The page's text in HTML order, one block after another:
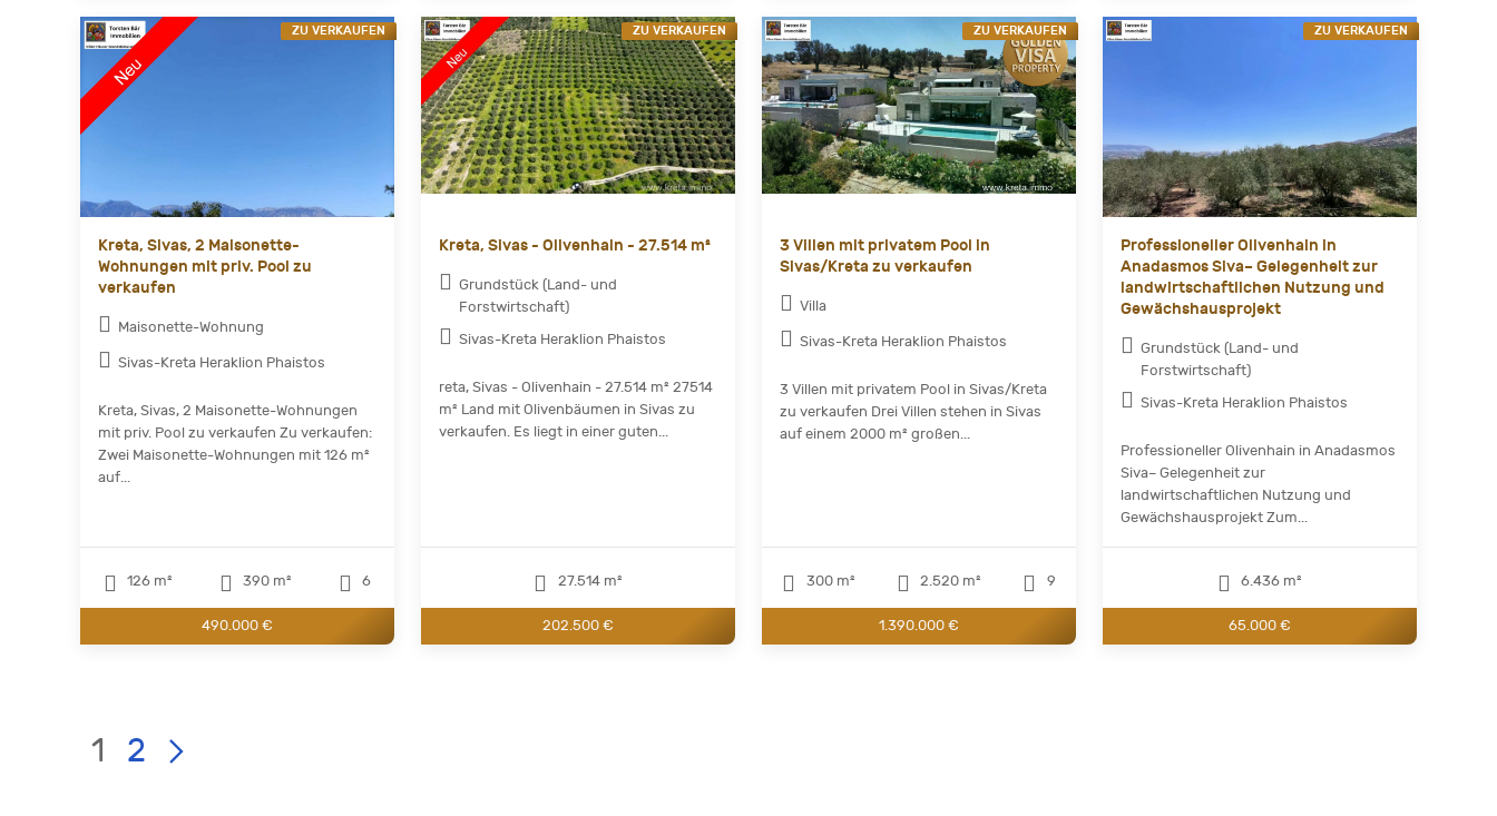
Kreta, Sivas, 2 Maisonette-
Wohnungen mit priv. Pool zu
verkaufen
Maisonette-Wohnung
Sivas-Kreta Heraklion Phaistos
Kreta, Sivas, 2 Maisonette-Wohnungen
mit priv. Pool zu verkaufen Zu verkaufen:
Zwei Maisonette-Wohnungen mit 126 m²
auf...
126 m² 390 m² 6
490.000 €
ZU VERKAUFEN
Kreta, Sivas - Olivenhain - 27.514 m²
Grundstück (Land- und
Forstwirtschaft)
Sivas-Kreta Heraklion Phaistos
reta, Sivas - Olivenhain - 27.514 m² 27514
m² Land mit Olivenbäumen in Sivas zu
verkaufen. Es liegt in einer guten...
27.514 m²
202.500 €
ZU VERKAUFEN
3 Villen mit privatem Pool in
Sivas/Kreta zu verkaufen
Villa
Sivas-Kreta Heraklion Phaistos
3 Villen mit privatem Pool in Sivas/Kreta
zu verkaufen Drei Villen stehen in Sivas
auf einem 2000 m² großen...
300 m² 2.520 m² 9
1.390.000 €
ZU VERKAUFEN
Professioneller Olivenhain in
Anadasmos Siva– Gelegenheit zur
landwirtschaftlichen Nutzung und
Gewächshausprojekt
Grundstück (Land- und
Forstwirtschaft)
Sivas-Kreta Heraklion Phaistos
Professioneller Olivenhain in Anadasmos
Siva– Gelegenheit zur
landwirtschaftlichen Nutzung und
Gewächshausprojekt Zum...
6.436 m²
65.000 €
ZU VERKAUFEN
LIST
Page:
1 2